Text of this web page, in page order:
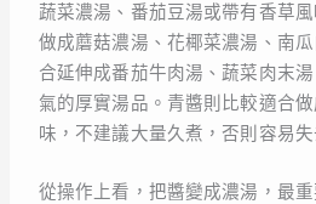
蔬菜濃湯、番茄豆湯或帶有香草
做成蘑菇濃湯、花椰菜濃湯、南
合延伸成番茄牛肉湯、蔬菜肉末
氣的厚實湯品。青醬則比較適合
味，不建議大量久煮，否則容易失
從操作上看，把醬變成濃湯，最